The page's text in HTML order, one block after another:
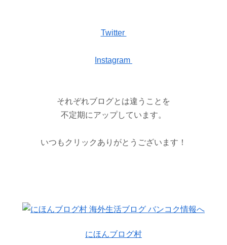
Twitter
Instagram
それぞれブログとは違うことを
不定期にアップしています。
いつもクリックありがとうございます！
にほんブログ村